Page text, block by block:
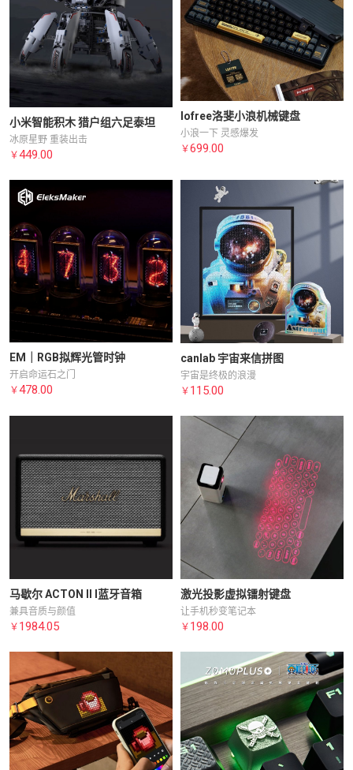
小米智能积木 猎户组六足泰坦
冰原星野 重装出击
￥449.00
lofree洛斐小浪机械键盘
小浪一下 灵感爆发
￥699.00
EM｜RGB拟辉光管时钟
开启命运石之门
￥478.00
canlab 宇宙来信拼图
宇宙是终极的浪漫
￥ 115.00
马歇尔 ACTON II l蓝牙音箱
兼具音质与颜值
￥ 1984.05
激光投影虚拟镭射键盘
让手机秒变笔记本
￥ 198.00